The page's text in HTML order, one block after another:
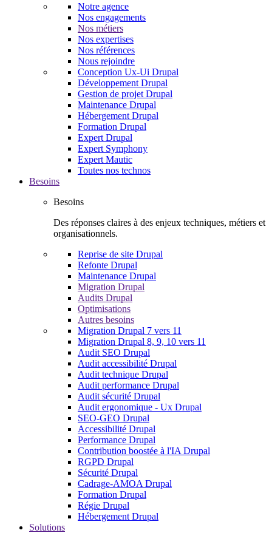
Notre agence
Nos engagements
Nos métiers
Nos expertises
Nos références
Nous rejoindre
Conception Ux-Ui Drupal
Développement Drupal
Gestion de projet Drupal
Maintenance Drupal
Hébergement Drupal
Formation Drupal
Expert Drupal
Expert Symphony
Expert Mautic
Toutes nos technos
Besoins
Besoins
Des réponses claires à des enjeux techniques, métiers et
organisationnels.
Reprise de site Drupal
Refonte Drupal
Maintenance Drupal
Migration Drupal
Audits Drupal
Optimisations
Autres besoins
Migration Drupal 7 vers 11
Migration Drupal 8, 9, 10 vers 11
Audit SEO Drupal
Audit accessibilité Drupal
Audit technique Drupal
Audit performance Drupal
Audit sécurité Drupal
Audit ergonomique - Ux Drupal
SEO-GEO Drupal
Accessibilité Drupal
Performance Drupal
Contribution boostée à l'IA Drupal
RGPD Drupal
Sécurité Drupal
Cadrage-AMOA Drupal
Formation Drupal
Régie Drupal
Hébergement Drupal
Solutions